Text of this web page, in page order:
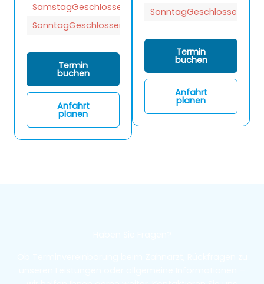
SamstagGeschlossen
SonntagGeschlossen
Termin
buchen
Anfahrt
planen
SonntagGeschlossen
Termin
buchen
Anfahrt
planen